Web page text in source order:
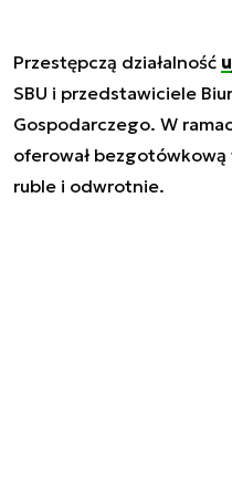
Przestępczą działalność
SBU i przedstawiciele
Gospodarczego. W
oferował
ruble i odwrotnie.